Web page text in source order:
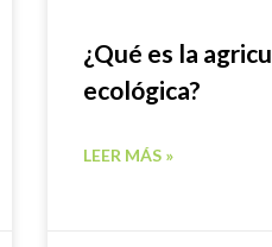
¿Qué es la
ecológica?
LEER MÁS »